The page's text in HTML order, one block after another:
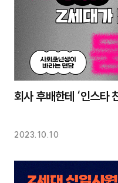
회사 후배한테 ‘인스타
2023.10.10